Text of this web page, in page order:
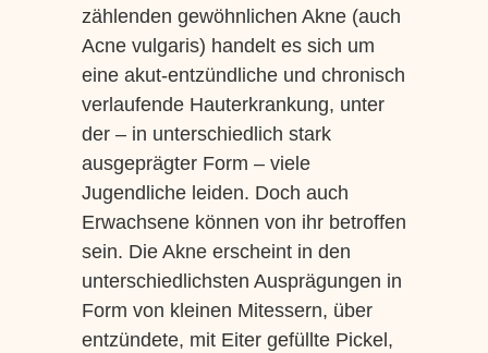
zählenden gewöhnlichen Akne (auch
Acne vulgaris) handelt es sich um
eine akut-entzündliche und chronisch
verlaufende Hauterkrankung, unter
der – in unterschiedlich stark
ausgeprägter Form – viele
Jugendliche leiden. Doch auch
Erwachsene können von ihr betroffen
sein. Die Akne erscheint in den
unterschiedlichsten Ausprägungen in
Form von kleinen Mitessern, über
entzündete, mit Eiter gefüllte Pickel,